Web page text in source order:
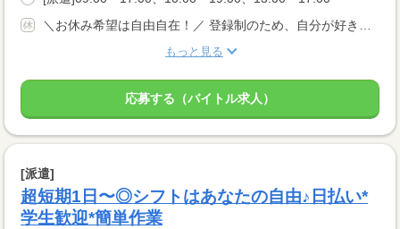
もっと見る
応募する（バイトル求人）
[派遣]
超短期1日〜◎シフトはあなたの自由♪日払い*
学生歓迎*簡単作業